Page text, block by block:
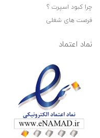
چرا کبود اسپرت ؟
فرصت های شغلی
نماد اعتماد